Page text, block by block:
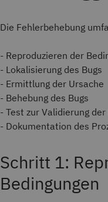
Die Fehlerbehebung
- Reproduzieren der
- Lokalisierung des Bugs
- Ermittlung der Ursache
- Behebung des Bugs
- Test zur Validierung
- Dokumentation des
Schritt 1:
Bedingungen